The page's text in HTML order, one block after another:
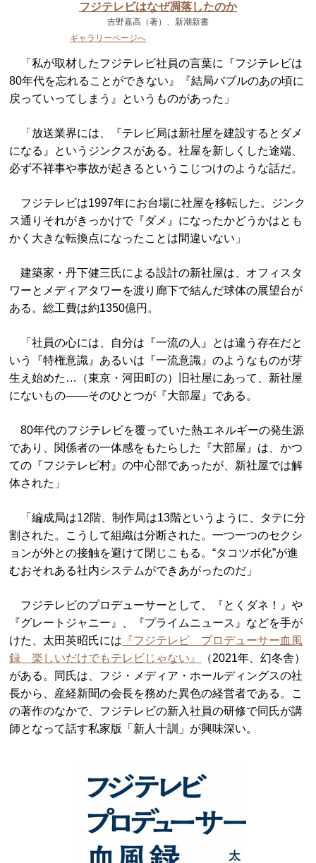
フジテレビはなぜ凋落したのか
吉野嘉高（著）、新潮新書
ギャラリーページへ
「私が取材したフジテレビ社員の言葉に『フジテレビは
80年代を忘れることができない』『結局バブルのあの頃に
戻っていってしまう』というものがあった」
「放送業界には、『テレビ局は新社屋を建設するとダメ
になる』というジンクスがある。社屋を新しくした途端、
必ず不祥事や事故が起きるというこじつけのような話だ。
フジテレビは1997年にお台場に社屋を移転した。ジンク
ス通りそれがきっかけで『ダメ』になったかどうかはとも
かく大きな転換点になったことは間違いない」
建築家・丹下健三氏による設計の新社屋は、オフィスタ
ワーとメディアタワーを渡り廊下で結んだ球体の展望台が
ある。総工費は約1350億円。
「社員の心には、自分は『一流の人』とは違う存在だと
いう『特権意識』あるいは『一流意識』のようなものが芽
生え始めた…（東京・河田町の）旧社屋にあって、新社屋
にないもの――そのひとつが『大部屋』である。
80年代のフジテレビを覆っていた熱エネルギーの発生源
であり、関係者の一体感をもたらした『大部屋』は、かつ
ての『フジテレビ村』の中心部であったが、新社屋では解
体された」
「編成局は12階、制作局は13階というように、タテに分
割された。こうして組織は分断された。一つ一つのセクシ
ョンが外との接触を避けて閉じこもる。“タコツボ化”が進
むおそれある社内システムができあがったのだ」
フジテレビのプロデューサーとして、『とくダネ！』や
『グレートジャニー』、『プライムニュース』などを手が
けた、太田英昭氏には 『フジテレビ プロデューサー血風
録 楽しいだけでもテレビじゃない』
（2021年、幻冬舎）
がある。同氏は、フジ・メディア・ホールディングスの社
長から、産経新聞の会長を務めた異色の経営者である。こ
の著作のなかで、フジテレビの新入社員の研修で同氏が講
師となって話す私家版「新人十訓」が興味深い。